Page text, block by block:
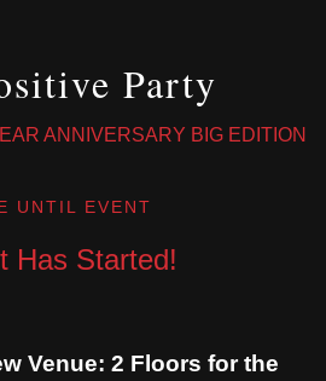
Party
ANNIVERSARY BIG EDITION
UNTIL EVENT
Has Started!
Venue: 2 Floors for the